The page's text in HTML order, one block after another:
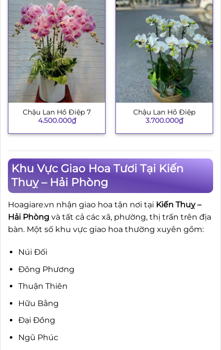
Chậu Lan Hồ Điệp 7
4.500.000₫
Chậu Lan Hồ Điệp
3.700.000₫
Khu Vực Giao Hoa Tươi Tại Kiến
Thuỵ – Hải Phòng
Hoagiare.vn nhận giao hoa tận nơi tại Kiến Thuỵ –
Hải Phòng và tất cả các xã, phường, thị trấn trên địa
bàn. Một số khu vực giao hoa thường xuyên gồm:
Núi Đối
Đông Phương
Thuận Thiên
Hữu Bằng
Đại Đồng
Ngũ Phúc